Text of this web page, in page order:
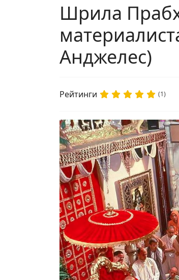
Шрила
Анджелес)
Рейтинги (1)